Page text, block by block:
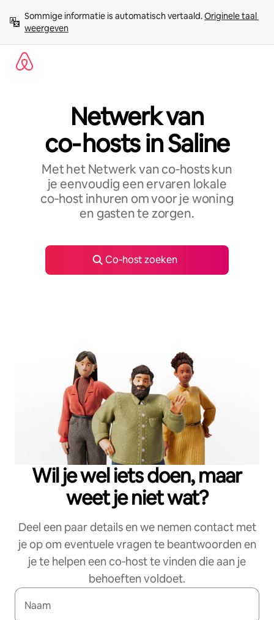
direct
naar
inhoud
Sommige informatie is automatisch vertaald. Originele taal
weergeven
Netwerk van
co‑hosts in Saline
Met het Netwerk van co‑hosts kun
je eenvoudig een ervaren lokale
co‑host inhuren om voor je woning
en gasten te zorgen.
Co‑host zoeken
Wil je wel iets doen, maar
weet je niet wat?
Deel een paar details en we nemen contact met
je op om eventuele vragen te beantwoorden en
je te helpen een co‑host te vinden die aan je
behoeften voldoet.
Naam